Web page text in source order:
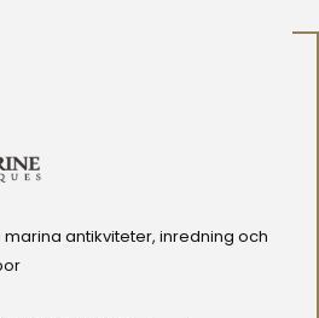
antikviteter, inredning och